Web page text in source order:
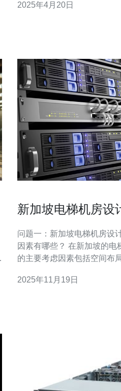
要。在这方面，新加坡服务
2025年4月20日
新加坡电梯机房设
问题一：新加坡电梯机房设
因素有哪些？ 在新加坡的电
的主要考虑因素包括空间布
限的空间，确保电梯设备的
2025年11月19日